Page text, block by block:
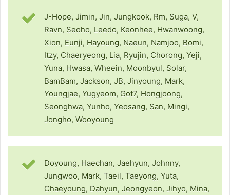
J-Hope, Jimin, Jin, Jungkook, Rm, Suga, V,
Ravn, Seoho, Leedo, Keonhee, Hwanwoong,
Xion, Eunji, Hayoung, Naeun, Namjoo, Bomi,
Itzy, Chaeryeong, Lia, Ryujin, Chorong, Yeji,
Yuna, Hwasa, Wheein, Moonbyul, Solar,
BamBam, Jackson, JB, Jinyoung, Mark,
Youngjae, Yugyeom, Got7, Hongjoong,
Seonghwa, Yunho, Yeosang, San, Mingi,
Jongho, Wooyoung
Doyoung, Haechan, Jaehyun, Johnny,
Jungwoo, Mark, Taeil, Taeyong, Yuta,
Chaeyoung, Dahyun, Jeongyeon, Jihyo, Mina,